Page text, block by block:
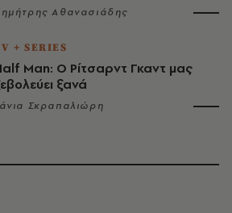
Αθανασιάδης
+ SERIES
Man: Ο Ρίτσαρντ Γκαντ μας
ξανά
Σκραπαλιώρη